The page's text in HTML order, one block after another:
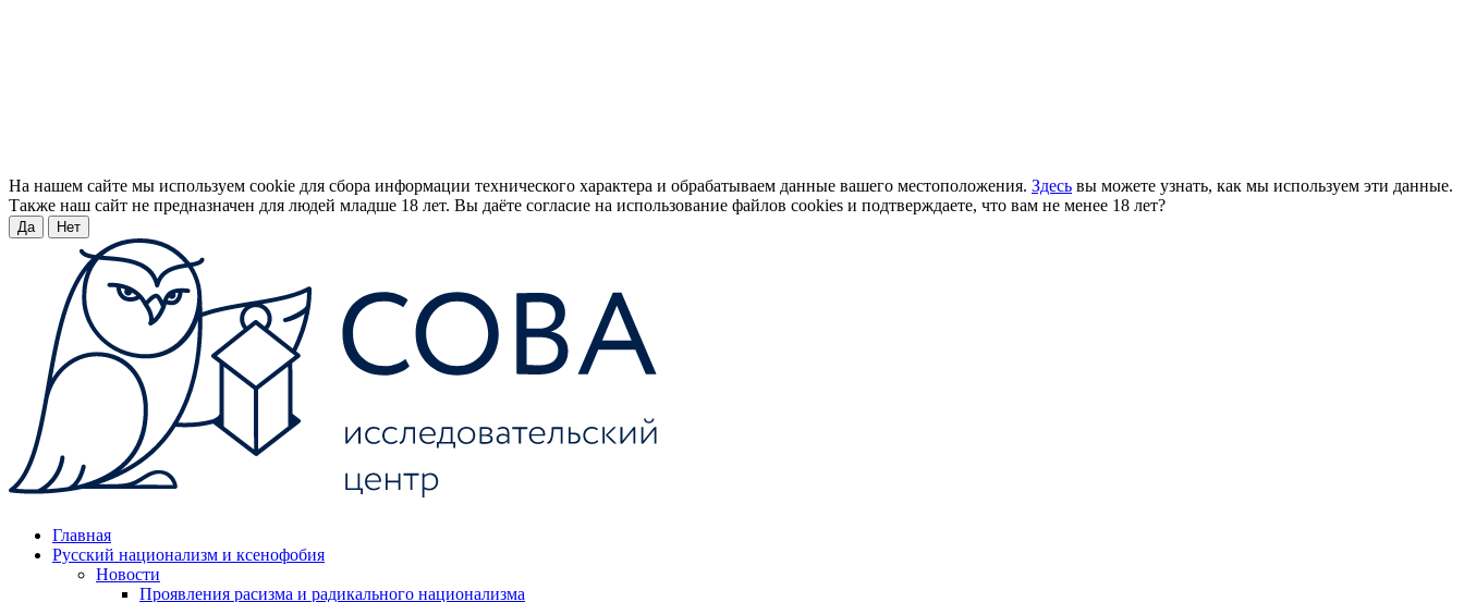
На нашем сайте мы используем cookie для сбора информации технического характера и обрабатываем данные вашего местоположения. Здесь вы можете узнать, как мы используем эти данные.
Также наш сайт не предназначен для людей младше 18 лет. Вы даёте согласие на использование файлов cookies и подтверждаете, что вам не менее 18 лет?
Да Нет
Главная
Русский национализм и ксенофобия
Новости
Проявления расизма и радикального национализма